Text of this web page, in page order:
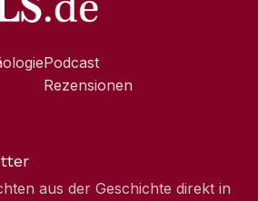
Podcast
Rezensionen
aus der Geschichte direkt in